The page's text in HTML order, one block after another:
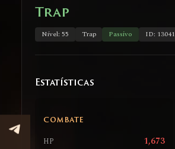
Trap
Nível: 55 Trap Passivo ID: 13041
Estatísticas
COMBATE
HP 1,673